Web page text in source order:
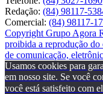
Redação: (84) 98117-
Comercial: (84) 98117-
Copyright Grupo Agora
proibida a reprodução do
de comunicação,
Usamos cookies para
em nosso site. Se você
você está satisfeito com